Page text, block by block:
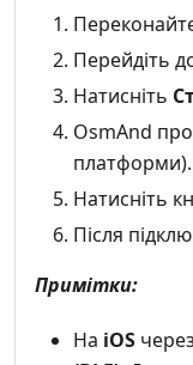
Перейдіть
Натисніть
OsmAnd
платформи).
Натисніть
Після
Примітки:
На iOS